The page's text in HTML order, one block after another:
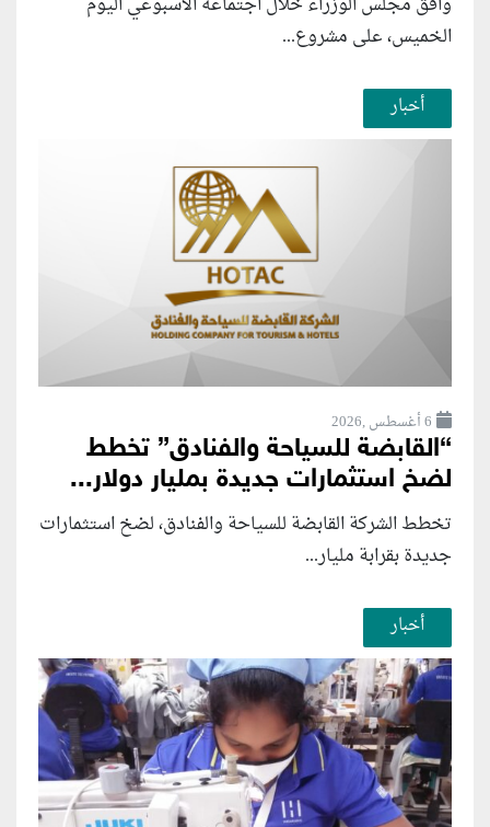
الخميس، على مشروع...
أخبار
6 أغسطس ,2026
“القابضة للسياحة والفنادق” تخطط
لضخ استثمارات جديدة بمليار دولار...
تخطط الشركة القابضة للسياحة والفنادق، لضخ استثمارات
جديدة بقرابة مليار...
أخبار